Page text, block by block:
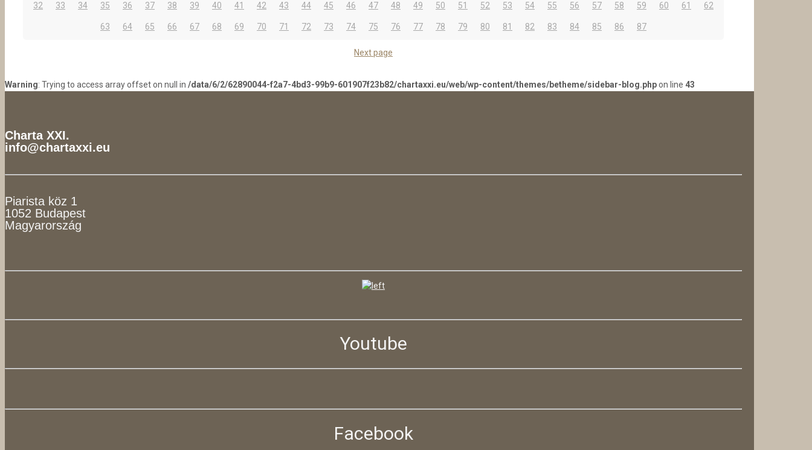
32 33 34 35 36 37 38 39 40 41 42 43 44 45 46 47 48 49 50 51 52 53 54 55 56 57 58 59 60 61 62
63 64 65 66 67 68 69 70 71 72 73 74 75 76 77 78 79 80 81 82 83 84 85 86 87
Next page
Warning: Trying to access array offset on null in /data/6/2/62890044-f2a7-4bd3-99b9-601907f23b82/chartaxxi.eu/web/wp-content/themes/betheme/sidebar-blog.phpon line 43
Charta XXI.
info@chartaxxi.eu
Piarista köz 1
1052 Budapest
Magyarország
Youtube
Facebook